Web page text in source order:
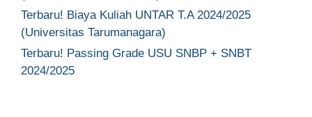
Terbaru! Biaya Kuliah UNTAR T.A 2024/2025
(Universitas Tarumanagara)
Terbaru! Passing Grade USU SNBP + SNBT
2024/2025